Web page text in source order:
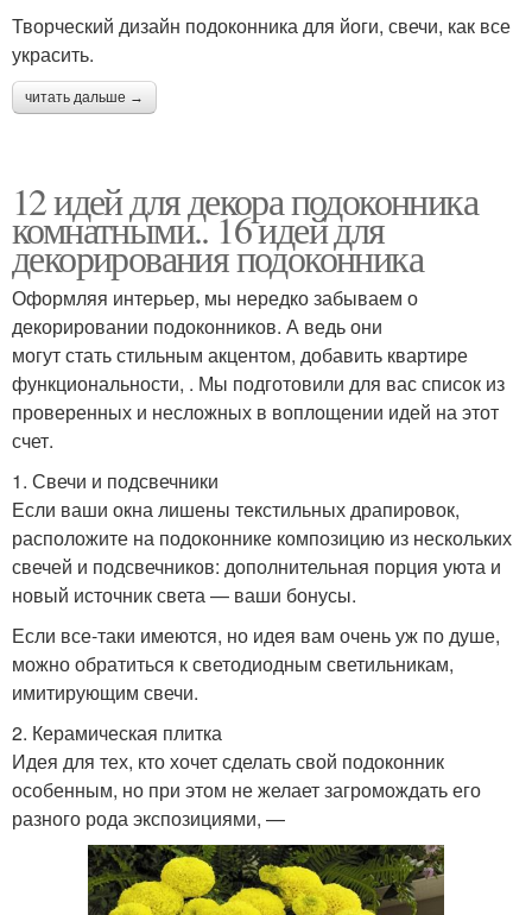
Творческий дизайн подоконника для йоги, свечи, как все
украсить.
читать дальше →
12 идей для декора подоконника
комнатными.. 16 идей для
декорирования подоконника
Оформляя интерьер, мы нередко забываем о
декорировании подоконников. А ведь они
могут стать стильным акцентом, добавить квартире
функциональности, . Мы подготовили для вас список из
проверенных и несложных в воплощении идей на этот
счет.
1. Свечи и подсвечники
Если ваши окна лишены текстильных драпировок,
расположите на подоконнике композицию из нескольких
свечей и подсвечников: дополнительная порция уюта и
новый источник света — ваши бонусы.
Если все-таки имеются, но идея вам очень уж по душе,
можно обратиться к светодиодным светильникам,
имитирующим свечи.
2. Керамическая плитка
Идея для тех, кто хочет сделать свой подоконник
особенным, но при этом не желает загромождать его
разного рода экспозициями, —